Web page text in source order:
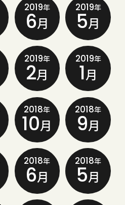
2019年
6月
2019年
5月
2019年
2月
2019年
1月
2018年
10月
2018年
9月
2018年
6月
2018年
5月